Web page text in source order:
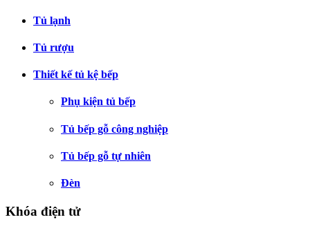
Tủ lạnh
Tủ rượu
Thiết kế tủ kệ bếp
Phụ kiện tủ bếp
Tủ bếp gỗ công nghiệp
Tủ bếp gỗ tự nhiên
Đèn
Khóa điện tử